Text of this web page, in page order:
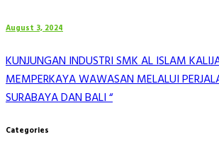
August 3, 2024
KUNJUNGAN INDUSTRI SMK AL ISLAM
MEMPERKAYA WAWASAN MELALUI
SURABAYA DAN BALI “
Categories